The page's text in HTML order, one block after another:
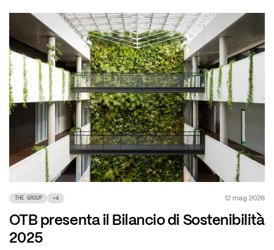
THE GROUP +4 12 mag 2026
OTB presenta il Bilancio di Sostenibilità
2025